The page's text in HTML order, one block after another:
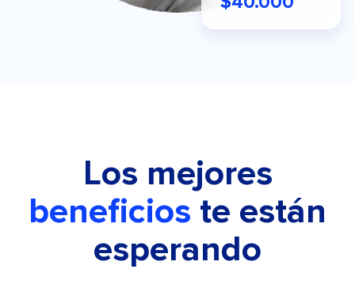
Los mejores
beneficios te están
esperando